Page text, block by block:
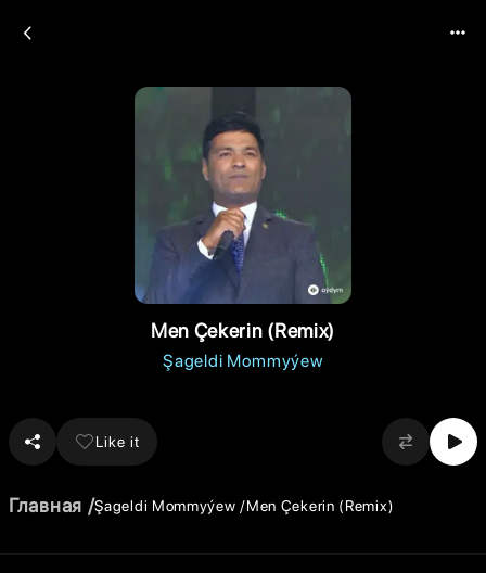
Men Çekerin (Remix)
Şageldi Mommyýew
Like it
Главная Şageldi Mommyýew Men Çekerin (Remix)